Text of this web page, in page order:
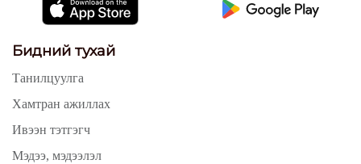
Бидний тухай
Танилцуулга
Хамтран ажиллах
Ивээн тэтгэгч
Мэдээ, мэдээлэл